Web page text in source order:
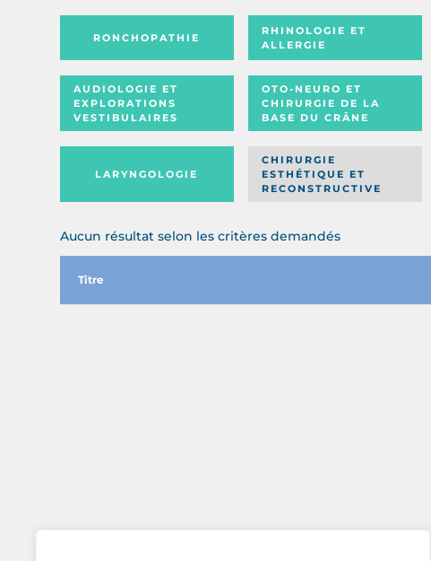
RONCHOPATHIE
RHINOLOGIE ET
ALLERGIE
AUDIOLOGIE ET
EXPLORATIONS
VESTIBULAIRES
OTO-NEURO ET
CHIRURGIE DE LA
BASE DU CRÂNE
LARYNGOLOGIE
CHIRURGIE
ESTHÉTIQUE ET
RECONSTRUCTIVE
Aucun résultat selon les critères demandés
Titre